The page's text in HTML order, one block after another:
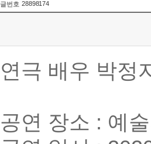
글번호 28898174
연극 배우 박
공연 장소 : 예